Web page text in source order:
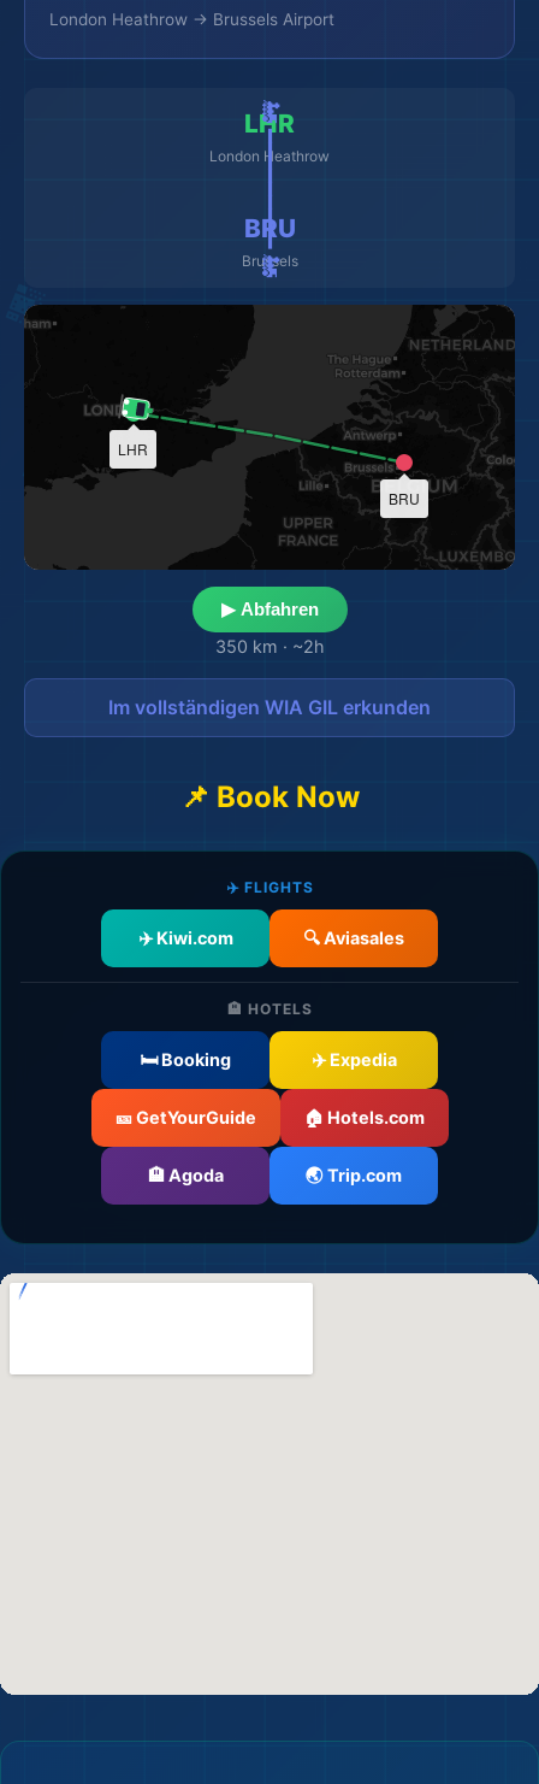
London Heathrow → Brussels Airport
LHR
London Heathrow
🚂 ━━━━━━━━━ 🚂
BRU
Brussels
LHR
BRU
▶ Abfahren
350 km · ~2h
Im vollständigen WIA GIL erkunden
📌 Book Now
✈️ FLIGHTS
✈️ Kiwi.com 🔍 Aviasales
🏨 HOTELS
🛏️ Booking ✈️ Expedia
🎫 GetYourGuide 🏠 Hotels.com
🏨 Agoda 🌏 Trip.com